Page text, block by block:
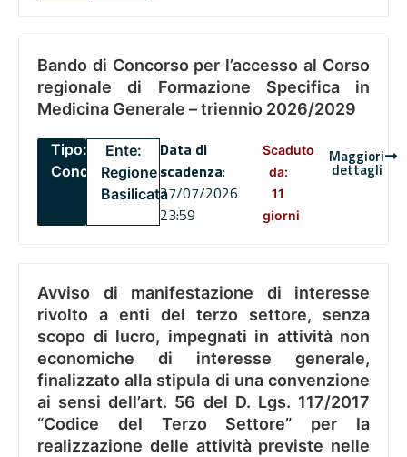
Bando di Concorso per l’accesso al Corso
regionale di Formazione Specifica in
Medicina Generale – triennio 2026/2029
Tipo:
Concorsi
Ente:
Regione
Basilicata
Data di
scadenza:
27/07/2026
23:59
Scaduto
da:
11
giorni
Maggiori
dettagli
Avviso di manifestazione di interesse
rivolto a enti del terzo settore, senza
scopo di lucro, impegnati in attività non
economiche di interesse generale,
finalizzato alla stipula di una convenzione
ai sensi dell’art. 56 del D. Lgs. 117/2017
“Codice del Terzo Settore” per la
realizzazione delle attività previste nelle